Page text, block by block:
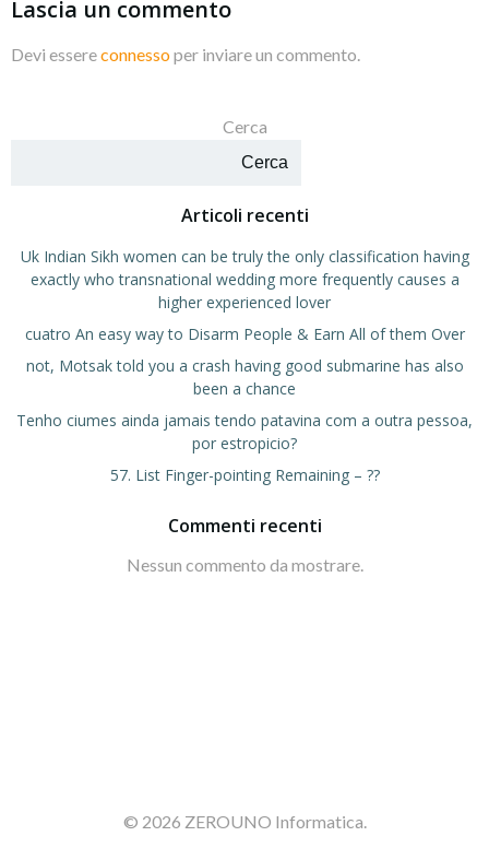
Lascia un commento
Devi essereconnessoper inviare un commento.
Cerca
Cerca
Articoli recenti
Uk Indian Sikh women can be truly the only classification having
exactly who transnational wedding more frequently causes a
higher experienced lover
cuatro An easy way to Disarm People & Earn All of them Over
not, Motsak told you a crash having good submarine has also
been a chance
Tenho ciumes ainda jamais tendo patavina com a outra pessoa,
por estropicio?
57. List Finger-pointing Remaining – ??
Commenti recenti
Nessun commento da mostrare.
© 2026 ZEROUNO Informatica.